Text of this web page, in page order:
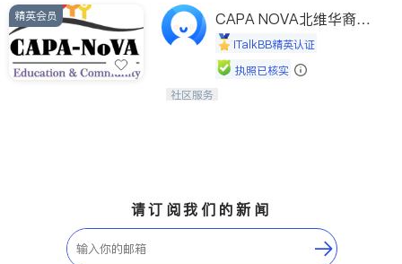
精英会员
CAPA NOVA北维华裔家
长会iTalkBB精英认证
执照已核实
连接家长与社会，赋能孩子与下一代，
社区服务
请订阅我们的新闻